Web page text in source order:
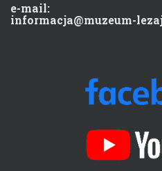
e-mail:
informacja@muzeum-